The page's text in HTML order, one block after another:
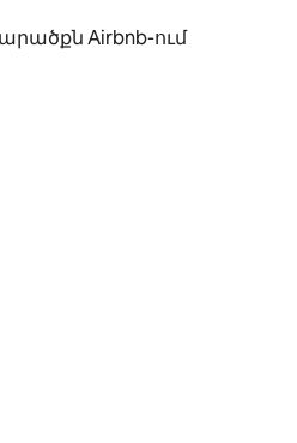
Airbnb-ում